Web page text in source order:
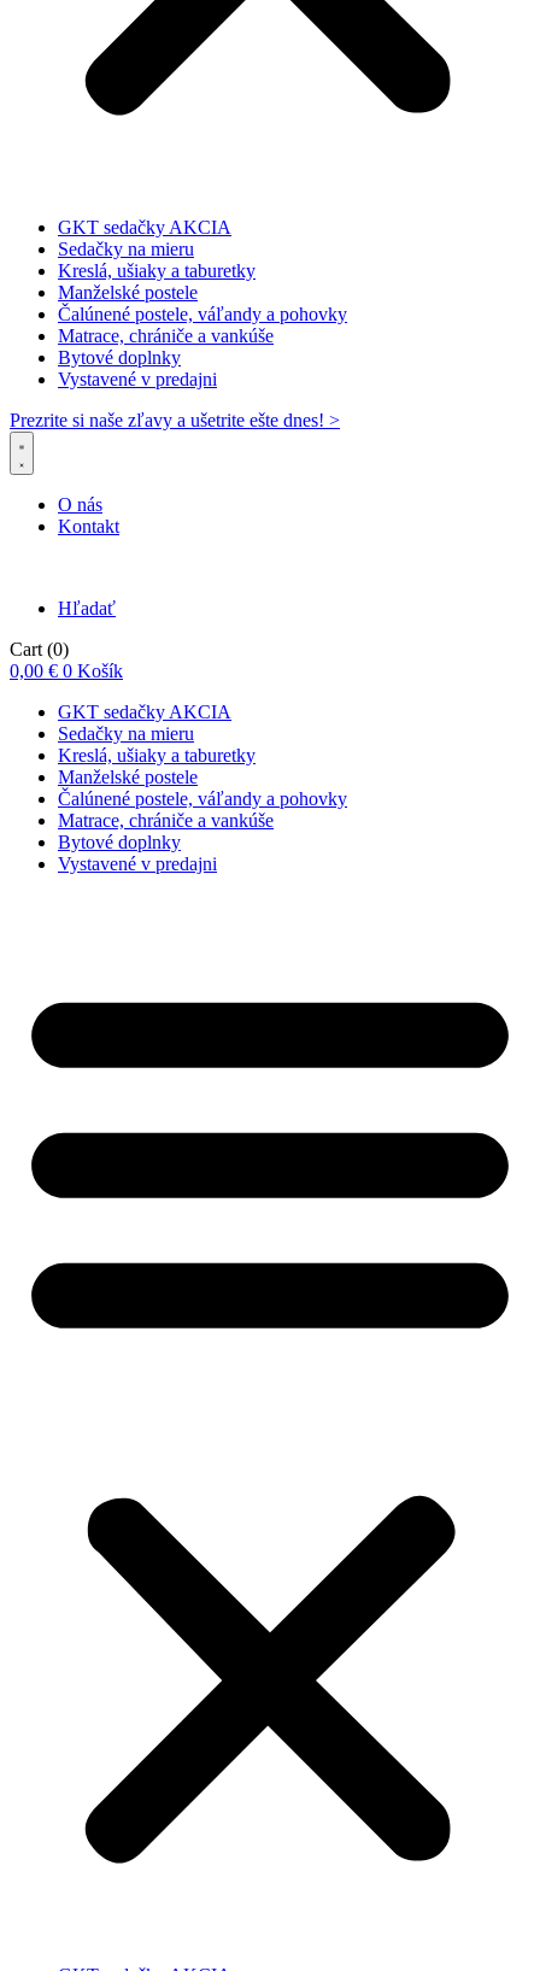
GKT sedačky AKCIA
Sedačky na mieru
Kreslá, ušiaky a taburetky
Manželské postele
Čalúnené postele, váľandy a pohovky
Matrace, chrániče a vankúše
Bytové doplnky
Vystavené v predajni
Prezrite si naše zľavy a ušetrite ešte dnes! >​
O nás
Kontakt
Hľadať
Cart (0)
0,00 € 0 Košík
GKT sedačky AKCIA
Sedačky na mieru
Kreslá, ušiaky a taburetky
Manželské postele
Čalúnené postele, váľandy a pohovky
Matrace, chrániče a vankúše
Bytové doplnky
Vystavené v predajni